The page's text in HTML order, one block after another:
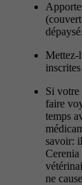
dépaysé.
Mettez-
Si votre
faire
temps
savoir:
Cerenia
ne